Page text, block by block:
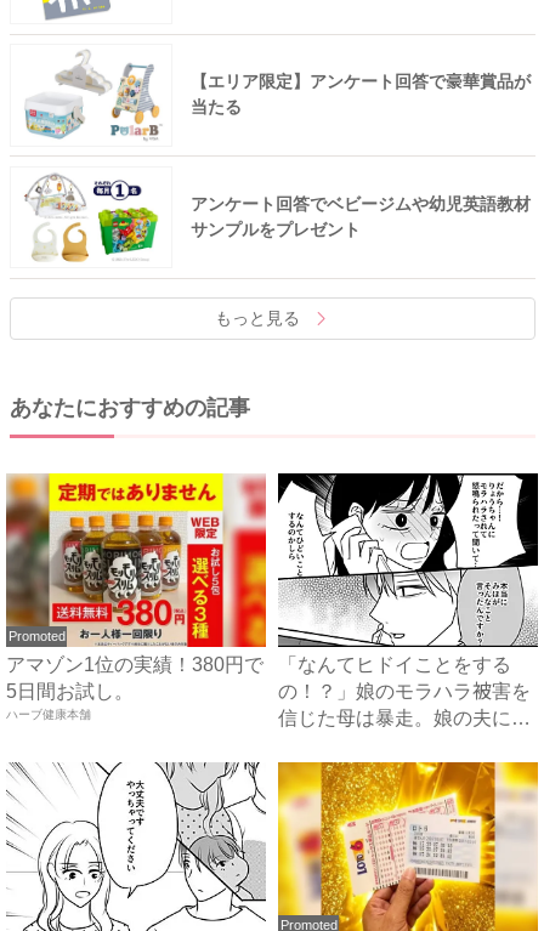
【エリア限定】アンケート回答で豪華賞品が
当たる
アンケート回答でベビージムや幼児英語教材
サンプルをプレゼント
もっと見る
あなたにおすすめの記事
Promoted
アマゾン1位の実績！380円で
5日間お試し。
ハーブ健康本舗
「なんてヒドイことをする
の！？」娘のモラハラ被害を
信じた母は暴走。娘の夫に電
Promoted